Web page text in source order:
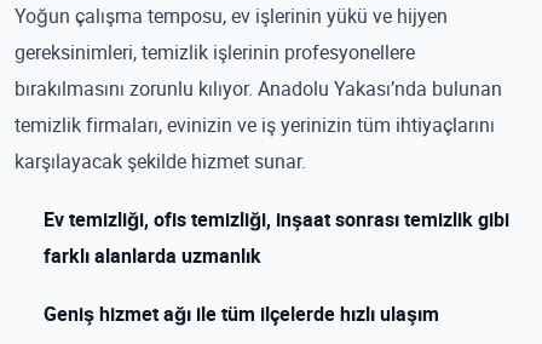
Yoğun çalışma temposu, ev işlerinin yükü ve hijyen
gereksinimleri, temizlik işlerinin profesyonellere
bırakılmasını zorunlu kılıyor. Anadolu Yakası’nda bulunan
temizlik firmaları, evinizin ve iş yerinizin tüm ihtiyaçlarını
karşılayacak şekilde hizmet sunar.
Ev temizliği, ofis temizliği, inşaat sonrası temizlik gibi
farklı alanlarda uzmanlık
Geniş hizmet ağı ile tüm ilçelerde hızlı ulaşım